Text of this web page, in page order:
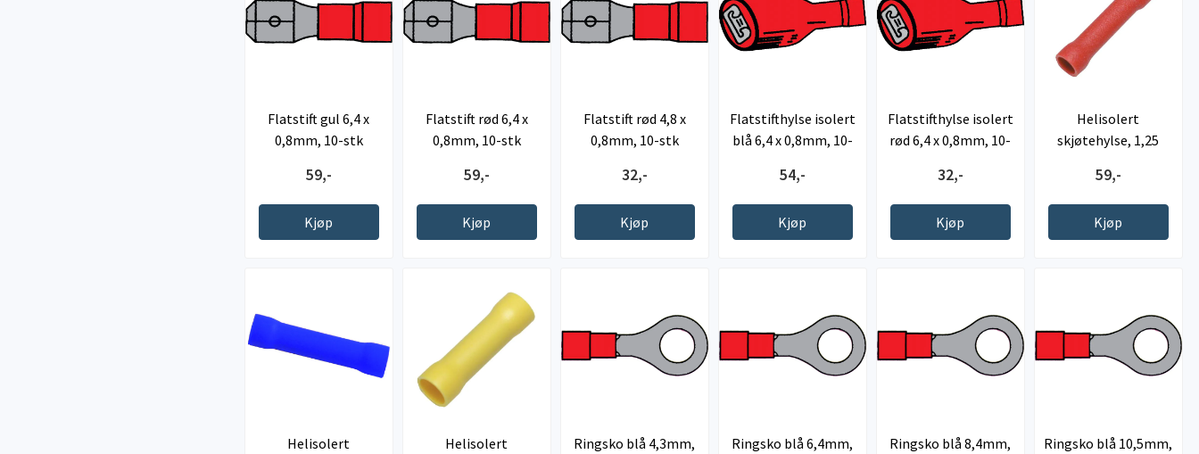
Flatstift gul 6,4 x
0,8mm, 10-stk
59,-
Kjøp
Flatstift rød 6,4 x
0,8mm, 10-stk
59,-
Kjøp
Flatstift rød 4,8 x
0,8mm, 10-stk
32,-
Kjøp
Flatstifthylse isolert
blå 6,4 x 0,8mm, 10-
54,-
Kjøp
Flatstifthylse isolert
rød 6,4 x 0,8mm, 10-
32,-
Kjøp
Helisolert
skjøtehylse, 1,25
59,-
Kjøp
Helisolert
Helisolert
Ringsko blå 4,3mm,
Ringsko blå 6,4mm,
Ringsko blå 8,4mm,
Ringsko blå 10,5mm,